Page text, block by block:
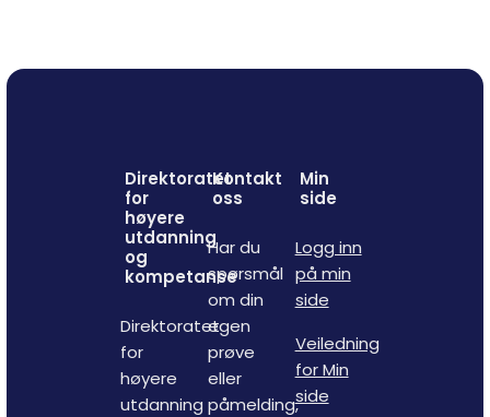
Direktoratet
for
høyere
utdanning
og
kompetanse
Direktoratet
for
høyere
utdanning
Kontakt
oss
Har du
spørsmål
om din
egen
prøve
eller
påmelding,
Min
side
Logg inn
på min
side
Veiledning
for Min
side